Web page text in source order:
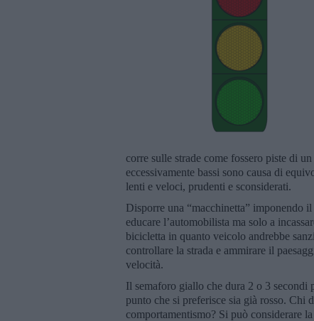
corre sulle strade come fossero piste di
eccessivamente bassi sono causa di
lenti e veloci, prudenti e sconsiderati.
Disporre una “macchinetta” imponendo
educare l’automobilista ma solo a
bicicletta in quanto veicolo andrebbe
controllare la strada e ammirare il
velocità.
Il semaforo giallo che dura 2 o 3 secondi
punto che si preferisce sia già rosso. Chi
comportamentismo? Si può considerare